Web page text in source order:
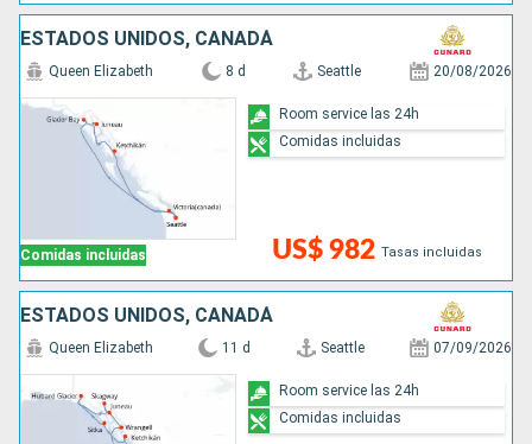
ESTADOS UNIDOS, CANADÁ
Comidas incluidas
Queen Elizabeth 8 d Seattle 20/08/2026
US$ 982 Tasas incluidas
Room service las 24h
Comidas incluidas
ESTADOS UNIDOS, CANADÁ
Queen Elizabeth 11 d Seattle 07/09/2026
Room service las 24h
Comidas incluidas